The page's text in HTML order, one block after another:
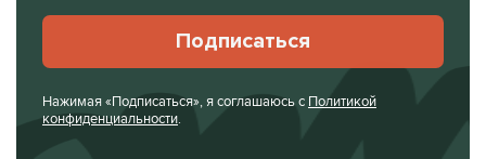
Подписаться
Нажимая «Подписаться», я соглашаюсь с Политикой
конфиденциальности.